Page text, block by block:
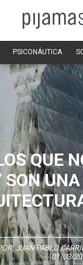
PSICONÁUTICA
QUE
SON
JUAN PABLO
01/03/